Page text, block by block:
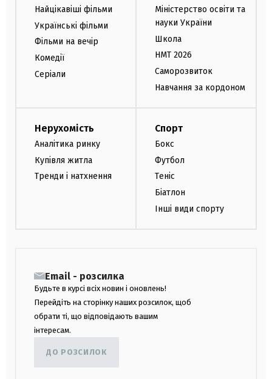
Найцікавіші фільми
Українські фільми
Фільми на вечір
Комедії
Серіали
Міністерство освіти та
науки України
Школа
НМТ 2026
Саморозвиток
Навчання за кордоном
Нерухомість
Аналітика ринку
Купівля житла
Тренди і натхнення
Спорт
Бокс
Футбол
Теніс
Біатлон
Інші види спорту
Email - розсилка
Будьте в курсі всіх новин і оновлень!
Перейдіть на сторінку наших розсилок, щоб
обрати ті, що відповідають вашим
інтересам.
ДО РОЗСИЛОК